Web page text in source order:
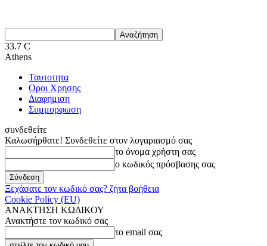
33.7 C
Athens
Ταυτοτητα
Οροι Χρησης
Διαφημιση
Συμμορφωση
συνδεθείτε
Καλωσήρθατε! Συνδεθείτε στον λογαριασμό σας
το όνομα χρήστη σας
ο κωδικός πρόσβασης σας
Ξεχάσατε τον κωδικό σας? ζήτα βοήθεια
Cookie Policy (EU)
ΑΝΑΚΤΗΣΗ ΚΩΔΙΚΟΥ
Ανακτήστε τον κωδικό σας
το email σας